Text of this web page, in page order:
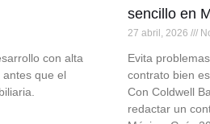
con alta
antes que el
sencillo en
27 abril, 2026
Evita
contrato bien
Con Coldwell
redactar un